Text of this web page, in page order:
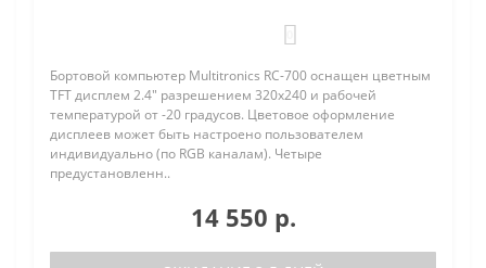
Бортовой компьютер Multitronics RC-700 оснащен цветным
TFT дисплем 2.4" разрешением 320х240 и рабочей
температурой от -20 градусов. Цветовое оформление
дисплеев может быть настроено пользователем
индивидуально (по RGB каналам). Четыре
предустановленн..
14 550 р.